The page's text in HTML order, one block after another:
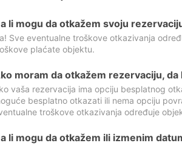
li mogu da otkažem svoju
Sve eventualne troškove otkazivanja
plaćate objektu.
moram da otkažem rezervaciju,
vaša rezervacija ima opciju besplatnog
besplatno otkazati ili nema opciju
troškove otkazivanja određuje
li mogu da otkažem ili izmenim